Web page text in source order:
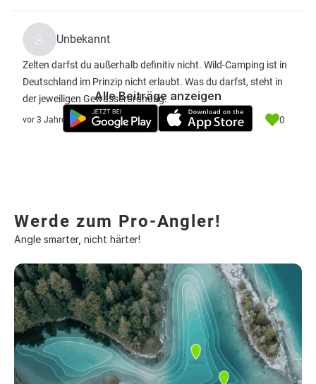
Unbekannt
Zelten darfst du außerhalb definitiv nicht. Wild-Camping ist in
Deutschland im Prinzip nicht erlaubt. Was du darfst, steht in
der jeweiligen Gewässerordnung.
vor 3 Jahre 0
Alle Beiträge anzeigen
Werde zum Pro-Angler!
Angle smarter, nicht härter!